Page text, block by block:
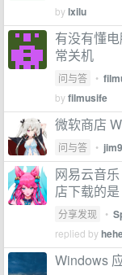
bylxilu
有没有懂
常关机
问与答 •
byfilmusife
微软商店
问与答 •
网易云音
店下载的
分享发现 •
replied by
Windows